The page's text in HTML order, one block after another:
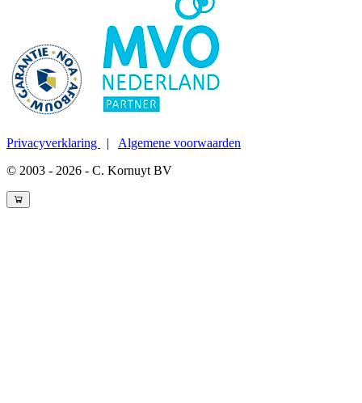
Privacyverklaring | Algemene voorwaarden
© 2003 - 2026 - C. Kornuyt BV